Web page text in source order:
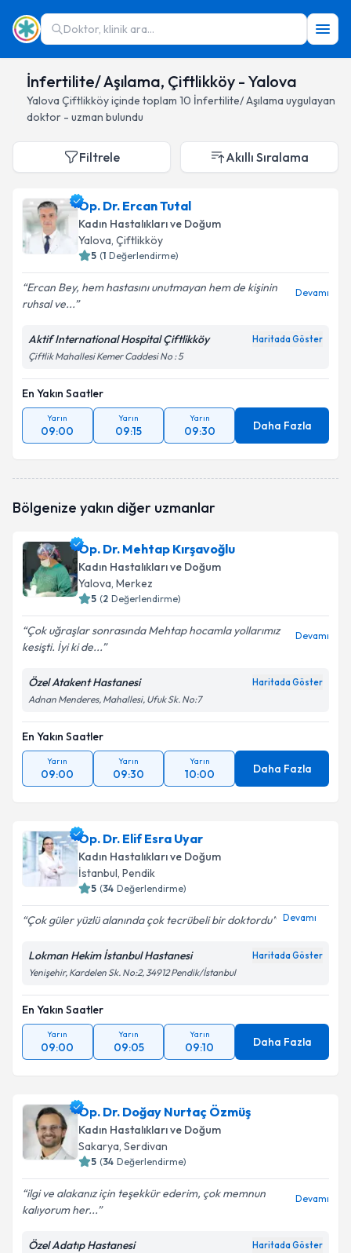
Doktor, klinik ara...
İnfertilite/ Aşılama, Çiftlikköy - Yalova
Yalova Çiftlikköyiçinde toplam 10 İnfertilite/ Aşılama uygulayan
doktor - uzman bulundu
Filtrele Akıllı Sıralama
Op. Dr. Ercan Tutal
Kadın Hastalıkları ve Doğum
Yalova, Çiftlikköy
5 (1 Değerlendirme)
Ercan Bey, hem hastasını unutmayan hem de kişinin
ruhsal ve...
Devamı
Aktif International Hospital Çiftlikköy Haritada Göster
Çiftlik Mahallesi Kemer Caddesi No : 5
En Yakın Saatler
Yarın
09:00
Yarın
09:15
Yarın
09:30 Daha Fazla
Bölgenize yakın diğer uzmanlar
Op. Dr. Mehtap Kırşavoğlu
Kadın Hastalıkları ve Doğum
Yalova, Merkez
5 (2 Değerlendirme)
Çok uğraşlar sonrasında Mehtap hocamla yollarımız
kesişti. İyi ki de...
Devamı
Özel Atakent Hastanesi Haritada Göster
Adnan Menderes, Mahallesi, Ufuk Sk. No:7
En Yakın Saatler
Yarın
09:00
Yarın
09:30
Yarın
10:00 Daha Fazla
Op. Dr. Elif Esra Uyar
Kadın Hastalıkları ve Doğum
İstanbul, Pendik
5 (34 Değerlendirme)
Çok güler yüzlü alanında çok tecrübeli bir doktordu Devamı
Lokman Hekim İstanbul Hastanesi Haritada Göster
Yenişehir, Kardelen Sk. No:2, 34912 Pendik/İstanbul
En Yakın Saatler
Yarın
09:00
Yarın
09:05
Yarın
09:10 Daha Fazla
Op. Dr. Doğay Nurtaç Özmüş
Kadın Hastalıkları ve Doğum
Sakarya, Serdivan
5 (34 Değerlendirme)
ilgi ve alakanız için teşekkür ederim, çok memnun
kalıyorum her...
Devamı
Özel Adatıp Hastanesi Haritada Göster